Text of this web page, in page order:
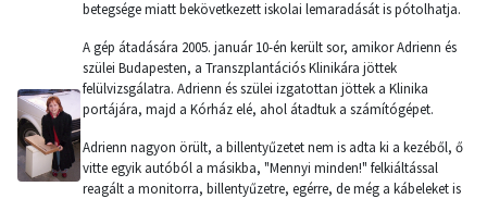
betegsége miatt bekövetkezett iskolai lemaradását is pótolhatja.
A gép átadására 2005. január 10-én került sor, amikor Adrienn és
szülei Budapesten, a Transzplantációs Klinikára jöttek
felülvizsgálatra. Adrienn és szülei izgatottan jöttek a Klinika
portájára, majd a Kórház elé, ahol átadtuk a számítógépet.
Adrienn nagyon örült, a billentyűzetet nem is adta ki a kezéből, ő
vitte egyik autóból a másikba, "Mennyi minden!" felkiáltással
reagált a monitorra, billentyűzetre, egérre, de még a kábeleket is